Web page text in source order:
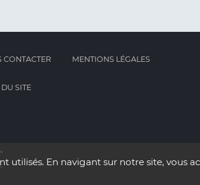
utilisés. En navigant sur notre site, vous
CONTACTER MENTIONS LÉGALES
SITE